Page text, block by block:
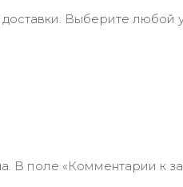
Выберите любой
поле «Комментарии к